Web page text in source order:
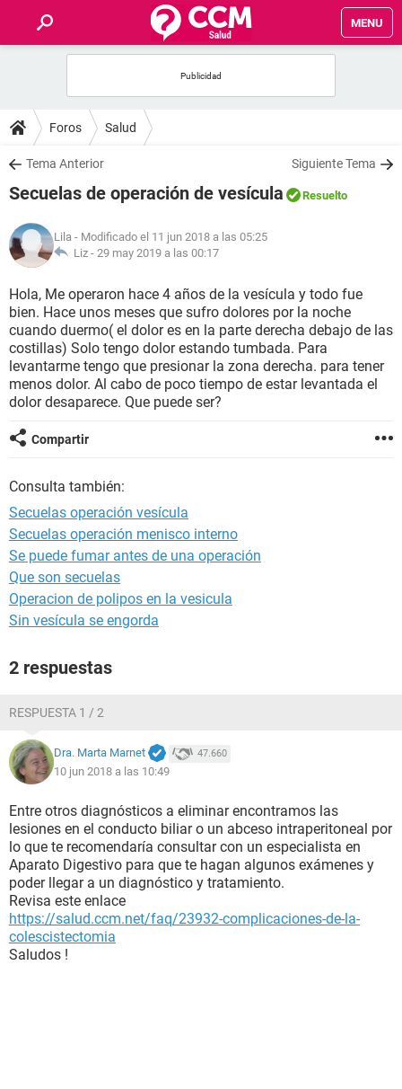
MENU
FOROS
SALUD
NUTRICIÓN
BIENESTAR
SEXUALIDAD
GLOSARIO
Foros Salud
Tema Anterior Siguiente Tema
Secuelas de operación de vesícula Resuelto
Lila - Modificado el 11 jun 2018 a las 05:25
Liz - 29 may 2019 a las 00:17
Hola, Me operaron hace 4 años de la vesícula y todo fue
bien. Hace unos meses que sufro dolores por la noche
cuando duermo( el dolor es en la parte derecha debajo de las
costillas) Solo tengo dolor estando tumbada. Para
levantarme tengo que presionar la zona derecha. para tener
menos dolor. Al cabo de poco tiempo de estar levantada el
dolor desaparece. Que puede ser?
Compartir
Consulta también:
Secuelas operación vesícula
Secuelas operación menisco interno
Se puede fumar antes de una operación
Que son secuelas
Operacion de polipos en la vesicula
Sin vesícula se engorda
2 respuestas
RESPUESTA 1 / 2
Dra. Marta Marnet 47.660
10 jun 2018 a las 10:49
Entre otros diagnósticos a eliminar encontramos las
lesiones en el conducto biliar o un abceso intraperitoneal por
lo que te recomendaría consultar con un especialista en
Aparato Digestivo para que te hagan algunos exámenes y
poder llegar a un diagnóstico y tratamiento.
Revisa este enlace
https://salud.ccm.net/faq/23932-complicaciones-de-la-
colescistectomia
Saludos !